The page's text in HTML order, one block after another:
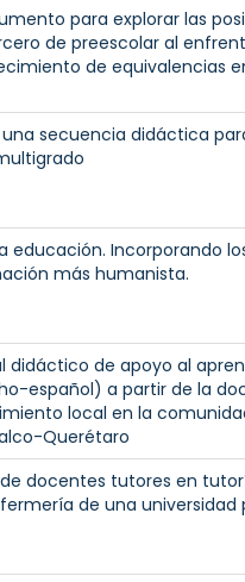
para explorar las
de preescolar al
de equivalencias
una secuencia didáctica
educación. Incorporando
más humanista.
didáctico de apoyo al
español) a partir de la
local en la
Querétaro
docentes tutores en
de una universidad